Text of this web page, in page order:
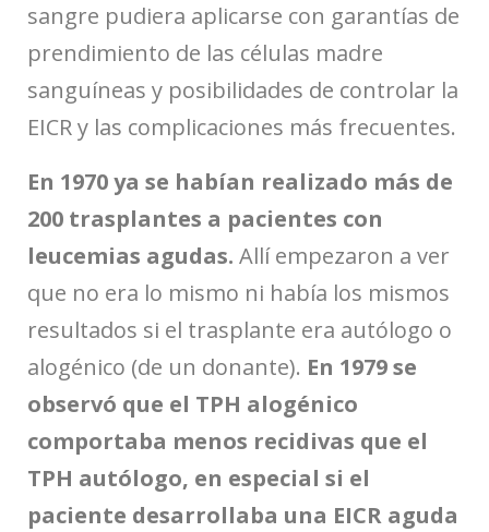
sangre pudiera aplicarse con garantías de
prendimiento de las células madre
sanguíneas y posibilidades de controlar la
EICR y las complicaciones más frecuentes.
En 1970 ya se habían realizado más de
200 trasplantes a pacientes con
leucemias agudas. Allí empezaron a ver
que no era lo mismo ni había los mismos
resultados si el trasplante era autólogo o
alogénico (de un donante). En 1979 se
observó que el TPH alogénico
comportaba menos recidivas que el
TPH autólogo, en especial si el
paciente desarrollaba una EICR aguda